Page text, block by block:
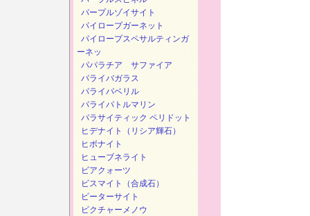
パープルゾイサイト
パイロープガーネット
パイロープスペサルティンガ
ーネッ
パパラチア サファイア
パライバガラス
パライバベリル
パライパトルマリン
パラサイティック ペリドット
ヒデナイト（リシア輝石）
ヒボナイト
ヒューブネライト
ビアクォーツ
ビスマイト（合成石）
ピーターサイト
ピクチャーメノウ